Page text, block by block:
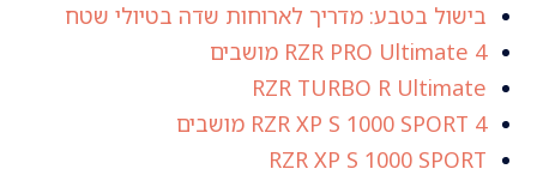
בישול בטבע: מדריך לארוחות שדה בטיולי שטח
RZR PRO Ultimate 4 מושבים
RZR TURBO R Ultimate
RZR XP S 1000 SPORT 4 מושבים
RZR XP S 1000 SPORT